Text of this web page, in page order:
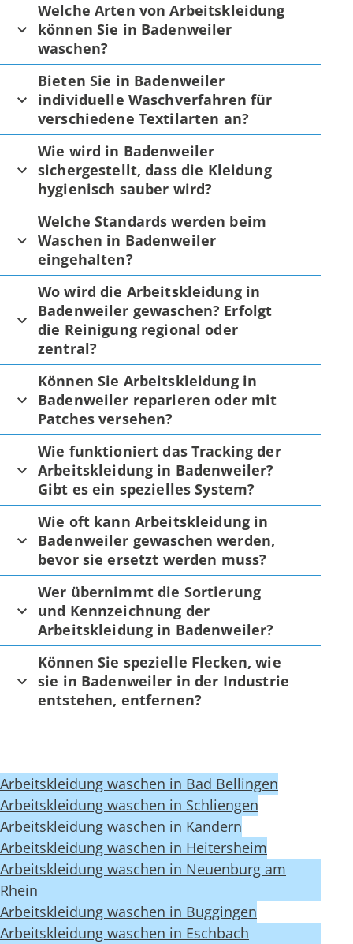
Welche Arten von Arbeitskleidung
können Sie in Badenweiler
waschen?
Bieten Sie in Badenweiler
individuelle Waschverfahren für
verschiedene Textilarten an?
Wie wird in Badenweiler
sichergestellt, dass die Kleidung
hygienisch sauber wird?
Welche Standards werden beim
Waschen in Badenweiler
eingehalten?
Wo wird die Arbeitskleidung in
Badenweiler gewaschen? Erfolgt
die Reinigung regional oder
zentral?
Können Sie Arbeitskleidung in
Badenweiler reparieren oder mit
Patches versehen?
Wie funktioniert das Tracking der
Arbeitskleidung in Badenweiler?
Gibt es ein spezielles System?
Wie oft kann Arbeitskleidung in
Badenweiler gewaschen werden,
bevor sie ersetzt werden muss?
Wer übernimmt die Sortierung
und Kennzeichnung der
Arbeitskleidung in Badenweiler?
Können Sie spezielle Flecken, wie
sie in Badenweiler in der Industrie
entstehen, entfernen?
Arbeitskleidung waschen in Bad Bellingen
Arbeitskleidung waschen in Schliengen
Arbeitskleidung waschen in Kandern
Arbeitskleidung waschen in Heitersheim
Arbeitskleidung waschen in Neuenburg am
Rhein
Arbeitskleidung waschen in Buggingen
Arbeitskleidung waschen in Eschbach